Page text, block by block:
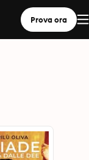
Prova ora